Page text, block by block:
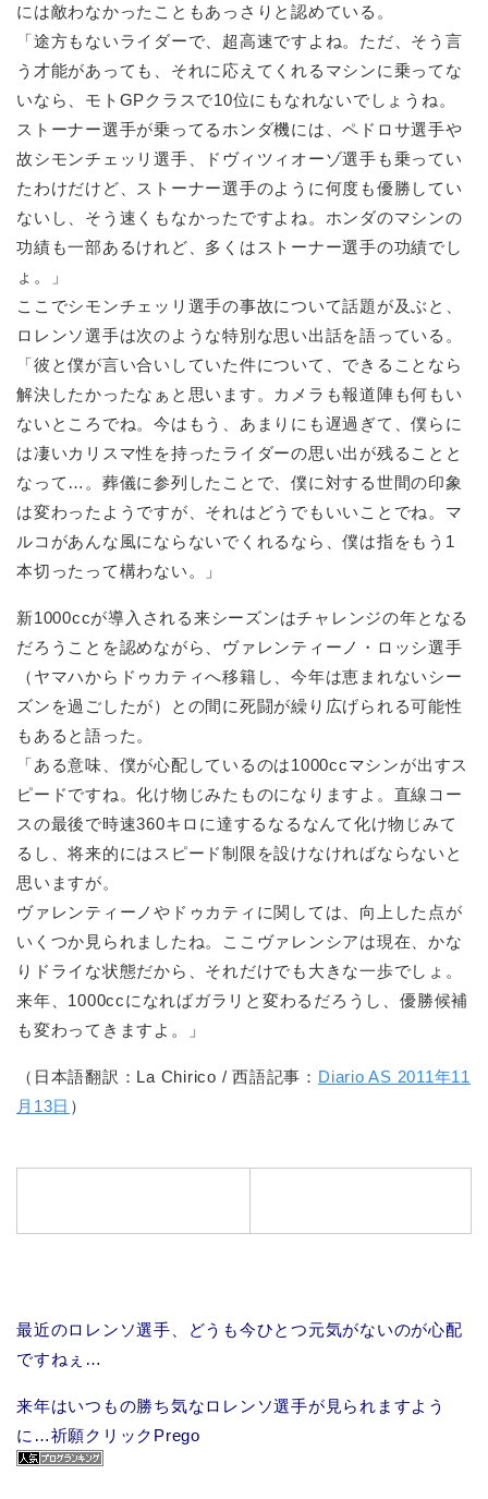
には敵わなかったこともあっさりと認めている。
「途方もないライダーで、超高速ですよね。ただ、そう言
う才能があっても、それに応えてくれるマシンに乗ってな
いなら、モトGPクラスで10位にもなれないでしょうね。
ストーナー選手が乗ってるホンダ機には、ペドロサ選手や
故シモンチェッリ選手、ドヴィツィオーゾ選手も乗ってい
たわけだけど、ストーナー選手のように何度も優勝してい
ないし、そう速くもなかったですよね。ホンダのマシンの
功績も一部あるけれど、多くはストーナー選手の功績でし
ょ。」
ここでシモンチェッリ選手の事故について話題が及ぶと、
ロレンソ選手は次のような特別な思い出話を語っている。
「彼と僕が言い合いしていた件について、できることなら
解決したかったなぁと思います。カメラも報道陣も何もい
ないところでね。今はもう、あまりにも遅過ぎて、僕らに
は凄いカリスマ性を持ったライダーの思い出が残ることと
なって…。葬儀に参列したことで、僕に対する世間の印象
は変わったようですが、それはどうでもいいことでね。マ
ルコがあんな風にならないでくれるなら、僕は指をもう1
本切ったって構わない。」
新1000ccが導入される来シーズンはチャレンジの年となる
だろうことを認めながら、ヴァレンティーノ・ロッシ選手
（ヤマハからドゥカティへ移籍し、今年は恵まれないシー
ズンを過ごしたが）との間に死闘が繰り広げられる可能性
もあると語った。
「ある意味、僕が心配しているのは1000ccマシンが出すス
ピードですね。化け物じみたものになりますよ。直線コー
スの最後で時速360キロに達するなるなんて化け物じみて
るし、将来的にはスピード制限を設けなければならないと
思いますが。
ヴァレンティーノやドゥカティに関しては、向上した点が
いくつか見られましたね。ここヴァレンシアは現在、かな
りドライな状態だから、それだけでも大きな一歩でしょ。
来年、1000ccになればガラリと変わるだろうし、優勝候補
も変わってきますよ。」
（日本語翻訳：La Chirico / 西語記事： Diario AS 2011年11
月13日 ）
最近のロレンソ選手、どうも今ひとつ元気がないのが心配
ですねぇ…
来年はいつもの勝ち気なロレンソ選手が見られますよう
に…祈願クリックPrego